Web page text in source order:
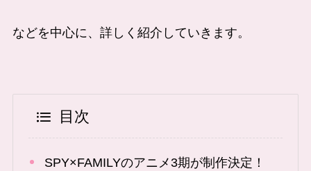
などを中心に、詳しく紹介していきます。
目次
SPY×FAMILYのアニメ3期が制作決定！